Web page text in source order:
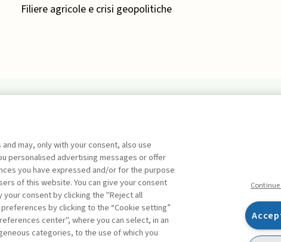
Filiere agricole e crisi geopolitiche
Marketing, Quo Vadis? ,Busacca
BrunoFREE
FOCUS. UN APPROCCIO
SISTEMICO ALLA
MISURAZIONE DEL RISCHIO
Ripensare il risk assessment: un
FacebookTwitterLinkedin
may, only with your consent, also use
personalised advertising messages or offer
you have expressed and/or for the purpose
of this website. You can give your consent
consent by clicking the "Reject all
by clicking to the “Cookie setting”
center", where you can select, in an
categories, to the use of which you